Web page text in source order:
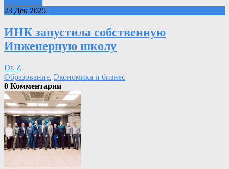
23 Дек 2025
ИНК запустила собственную
Инженерную школу
Dr. Z
Образование, Экономика и бизнес
0 Комментарии